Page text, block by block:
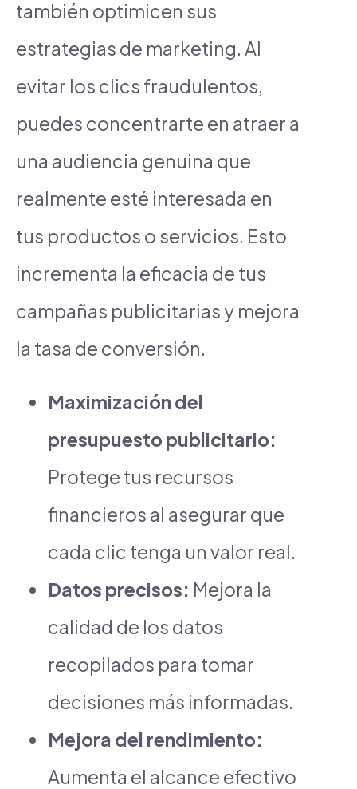
también optimicen sus
estrategias de marketing. Al
evitar los clics fraudulentos,
puedes concentrarte en atraer a
una audiencia genuina que
realmente esté interesada en
tus productos o servicios. Esto
incrementa la eficacia de tus
campañas publicitarias y mejora
la tasa de conversión.
Maximización del
presupuesto publicitario:
Protege tus recursos
financieros al asegurar que
cada clic tenga un valor real.
Datos precisos: Mejora la
calidad de los datos
recopilados para tomar
decisiones más informadas.
Mejora del rendimiento:
Aumenta el alcance efectivo